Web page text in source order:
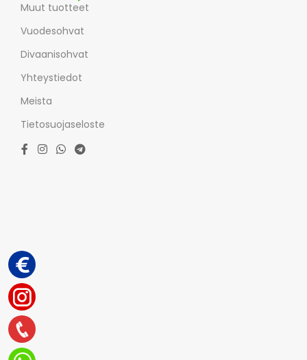
Muut tuotteet
Vuodesohvat
Divaanisohvat
Yhteystiedot
Meista
Tietosuojaseloste